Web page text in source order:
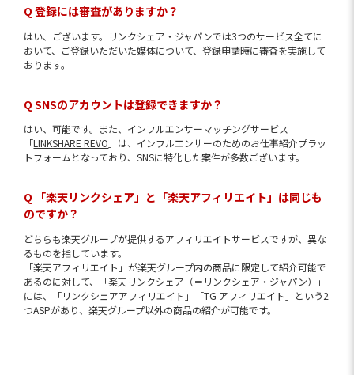
Q 登録には審査がありますか？
はい、ございます。リンクシェア・ジャパンでは3つのサービス全てに
おいて、ご登録いただいた媒体について、登録申請時に審査を実施して
おります。
Q SNSのアカウントは登録できますか？
はい、可能です。また、インフルエンサーマッチングサービス
「LINKSHARE REVO 」は、インフルエンサーのためのお仕事紹介プラッ
トフォームとなっており、SNSに特化した案件が多数ございます。
Q 「楽天リンクシェア」と「楽天アフィリエイト」は同じも
のですか？
どちらも楽天グループが提供するアフィリエイトサービスですが、異な
るものを指しています。
「楽天アフィリエイト」が楽天グループ内の商品に限定して紹介可能で
あるのに対して、「楽天リンクシェア（＝リンクシェア・ジャパン）」
には、「リンクシェアアフィリエイト」「TG アフィリエイト」という2
つASPがあり、楽天グループ以外の商品の紹介が可能です。